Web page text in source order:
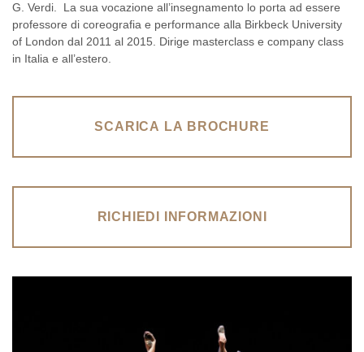
G. Verdi. La sua vocazione all’insegnamento lo porta ad essere
professore di coreografia e performance alla Birkbeck University
of London dal 2011 al 2015. Dirige masterclass e company class
in Italia e all’estero.
SCARICA LA BROCHURE
RICHIEDI INFORMAZIONI